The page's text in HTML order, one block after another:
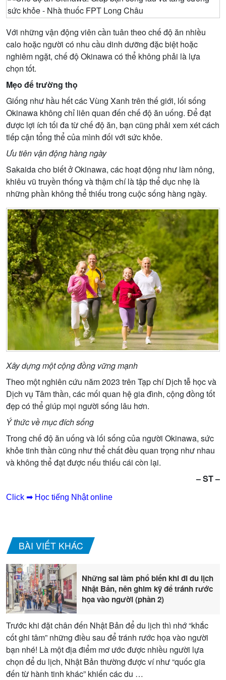
Với những vận động viên cần tuân theo chế độ ăn nhiều
calo hoặc người có nhu cầu dinh dưỡng đặc biệt hoặc
nghiêm ngặt, chế độ Okinawa có thể không phải là lựa
chọn tốt.
Mẹo để trường thọ
Giống như hầu hết các Vùng Xanh trên thế giới, lối sống
Okinawa không chỉ liên quan đến chế độ ăn uống. Để đạt
được lợi ích tối đa từ chế độ ăn, bạn cũng phải xem xét cách
tiếp cận tổng thể của mình đối với sức khỏe.
Ưu tiên vận động hàng ngày
Sakaida cho biết ở Okinawa, các hoạt động như làm nông,
khiêu vũ truyền thống và thậm chí là tập thể dục nhẹ là
những phần không thể thiếu trong cuộc sống hàng ngày.
Xây dựng một cộng đồng vững mạnh
Theo một nghiên cứu năm 2023 trên Tạp chí Dịch tễ học và
Dịch vụ Tâm thần, các mối quan hệ gia đình, cộng đồng tốt
đẹp có thể giúp mọi người sống lâu hơn.
Ý thức về mục đích sống
Trong chế độ ăn uống và lối sống của người Okinawa, sức
khỏe tinh thần cũng như thể chất đều quan trọng như nhau
và không thể đạt được nếu thiếu cái còn lại.
– ST –
Click ➡ Học tiếng Nhật online
BÀI VIẾT KHÁC
Những sai lầm phổ biến khi đi du lịch
Nhật Bản, nên ghim kỹ để tránh rước
họa vào người (phần 2)
Trước khi đặt chân đến Nhật Bản để du lịch thì nhớ “khắc
cốt ghi tâm” những điều sau để tránh rước họa vào người
bạn nhé! Là một địa điểm mơ ước được nhiều người lựa
chọn để du lịch, Nhật Bản thường được ví như “quốc gia
đến từ hành tinh khác” khiến các du …